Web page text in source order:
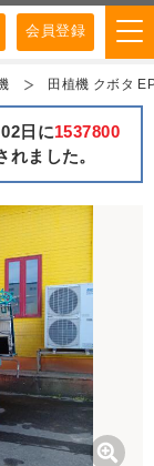
会員登録
田植機 クボタ
日に1537800
れました。